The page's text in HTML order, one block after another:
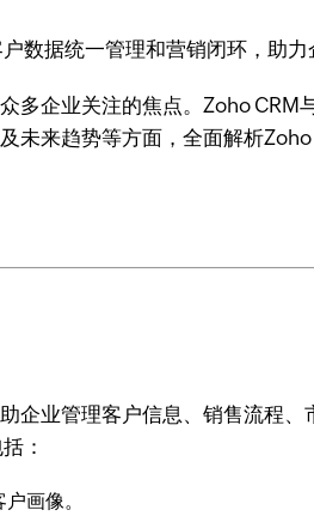
据统一管理和营销闭环，助
多企业关注的焦点。Zoho
未来趋势等方面，全面解析
助企业管理客户信息、销售流程
：
画像。